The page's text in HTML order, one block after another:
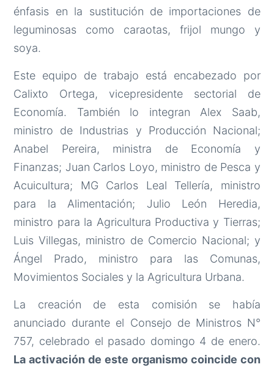
énfasis en la sustitución de importaciones de
leguminosas como caraotas, frijol mungo y
soya.
Este equipo de trabajo está encabezado por
Calixto Ortega, vicepresidente sectorial de
Economía. También lo integran Alex Saab,
ministro de Industrias y Producción Nacional;
Anabel Pereira, ministra de Economía y
Finanzas; Juan Carlos Loyo, ministro de Pesca y
Acuicultura; MG Carlos Leal Tellería, ministro
para la Alimentación; Julio León Heredia,
ministro para la Agricultura Productiva y Tierras;
Luis Villegas, ministro de Comercio Nacional; y
Ángel Prado, ministro para las Comunas,
Movimientos Sociales y la Agricultura Urbana.
La creación de esta comisión se había
anunciado durante el Consejo de Ministros N°
757, celebrado el pasado domingo 4 de enero.
La activación de este organismo coincide con